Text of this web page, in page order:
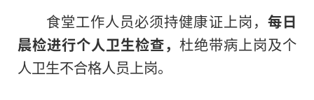
食堂工作人员必须持健康证上岗， 每日
晨检进行个人卫生检查， 杜绝带病上岗及个
人卫生不合格人员上岗。